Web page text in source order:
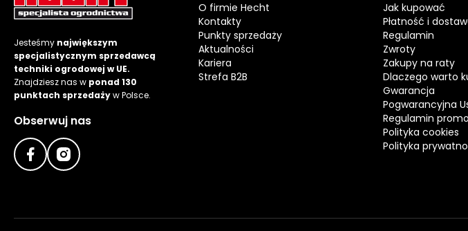
Jesteśmy największym
specjalistycznym sprzedawcą
techniki ogrodowej w UE.
Znajdziesz nas w ponad 130
punktach sprzedażyw Polsce.
Obserwuj nas
O firmie Hecht
Kontakty
Punkty sprzedaży
Aktualności
Kariera
Strefa B2B
Jak kupować
Płatność i
Regulamin
Zwroty
Zakupy na raty
Dlaczego warto
Gwarancja
Pogwarancyjna
Regulamin
Polityka cookies
Polityka